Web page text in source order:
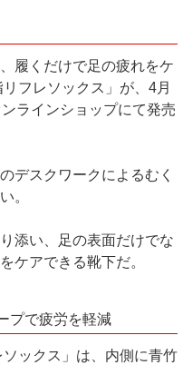
履くだけで足の疲れをケ
フレソックス」が、4月
ラインショップにて発売
デスクワークによるむく
。
添い、足の表面だけでな
ケアできる靴下だ。
プで疲労を軽減
ソックス」は、内側に青竹